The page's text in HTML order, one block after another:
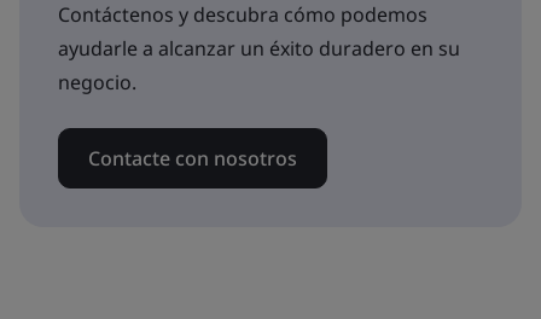
Contáctenos y descubra cómo podemos
ayudarle a alcanzar un éxito duradero en su
negocio.
Contacte con nosotros